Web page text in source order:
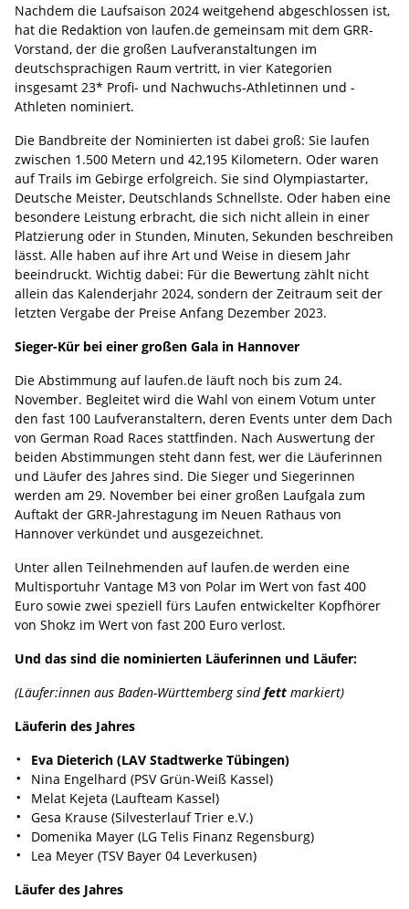
Nachdem die Laufsaison 2024 weitgehend abgeschlossen ist,
hat die Redaktion von laufen.de gemeinsam mit dem GRR-
Vorstand, der die großen Laufveranstaltungen im
deutschsprachigen Raum vertritt, in vier Kategorien
insgesamt 23* Profi- und Nachwuchs-Athletinnen und -
Athleten nominiert.
Die Bandbreite der Nominierten ist dabei groß: Sie laufen
zwischen 1.500 Metern und 42,195 Kilometern. Oder waren
auf Trails im Gebirge erfolgreich. Sie sind Olympiastarter,
Deutsche Meister, Deutschlands Schnellste. Oder haben eine
besondere Leistung erbracht, die sich nicht allein in einer
Platzierung oder in Stunden, Minuten, Sekunden beschreiben
lässt. Alle haben auf ihre Art und Weise in diesem Jahr
beeindruckt. Wichtig dabei: Für die Bewertung zählt nicht
allein das Kalenderjahr 2024, sondern der Zeitraum seit der
letzten Vergabe der Preise Anfang Dezember 2023.
Sieger-Kür bei einer großen Gala in Hannover
Die Abstimmung auf laufen.de läuft noch bis zum 24.
November. Begleitet wird die Wahl von einem Votum unter
den fast 100 Laufveranstaltern, deren Events unter dem Dach
von German Road Races stattfinden. Nach Auswertung der
beiden Abstimmungen steht dann fest, wer die Läuferinnen
und Läufer des Jahres sind. Die Sieger und Siegerinnen
werden am 29. November bei einer großen Laufgala zum
Auftakt der GRR-Jahrestagung im Neuen Rathaus von
Hannover verkündet und ausgezeichnet.
Unter allen Teilnehmenden auf laufen.de werden eine
Multisportuhr Vantage M3 von Polar im Wert von fast 400
Euro sowie zwei speziell fürs Laufen entwickelter Kopfhörer
von Shokz im Wert von fast 200 Euro verlost.
Und das sind die nominierten Läuferinnen und Läufer:
(Läufer:innen aus Baden-Württemberg sindfett markiert)
Läuferin des Jahres
Eva Dieterich (LAV Stadtwerke Tübingen)
Nina Engelhard (PSV Grün-Weiß Kassel)
Melat Kejeta (Laufteam Kassel)
Gesa Krause (Silvesterlauf Trier e.V.)
Domenika Mayer (LG Telis Finanz Regensburg)
Lea Meyer (TSV Bayer 04 Leverkusen)
Läufer des Jahres